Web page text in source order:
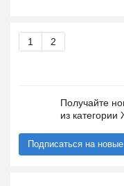
1 2
Получайте
из
Подписаться на